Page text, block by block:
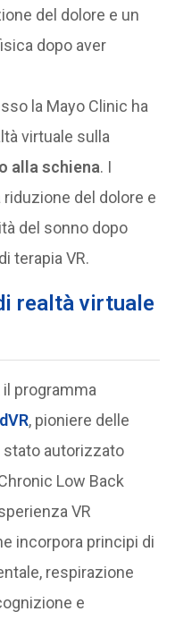
del dolore e un
dopo aver
la Mayo Clinic ha
virtuale sulla
alla schiena. I
del dolore e
del sonno dopo
terapia VR.
realtà virtuale
programma
, pioniere delle
stato autorizzato
Low Back
VR
incorpora principi di
respirazione
e